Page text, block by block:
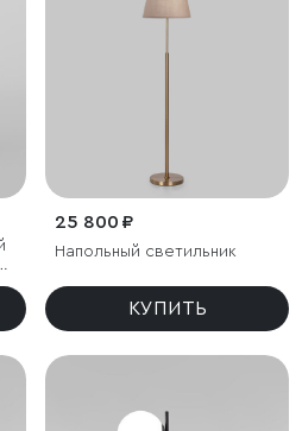
25 800 ₽
Напольный светильник
КУПИТЬ